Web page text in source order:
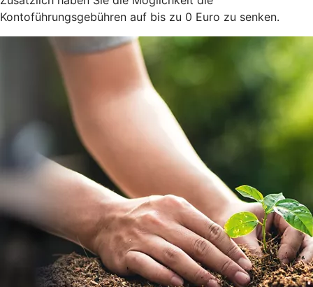
Kontoführungsgebühren auf bis zu 0 Euro zu senken.